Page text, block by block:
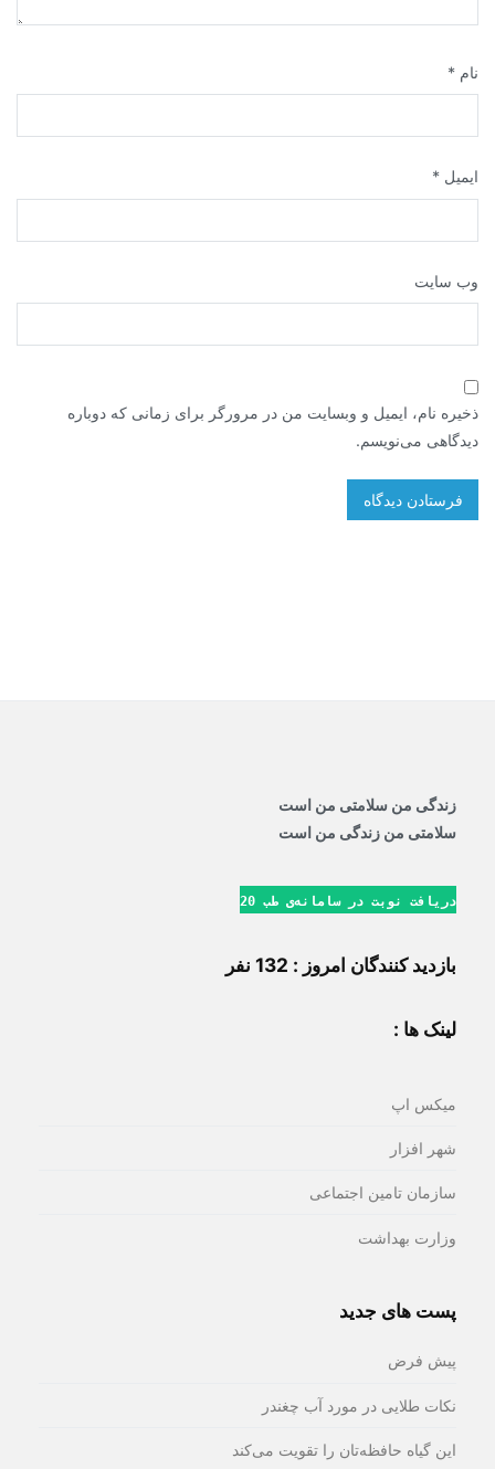
نام *
ایمیل *
وب‌ سایت
ذخیره نام، ایمیل و وبسایت من در مرورگر برای زمانی که دوباره
دیدگاهی می‌نویسم.
زندگی من سلامتی من است
سلامتی من زندگی من است
دریافت نوبت در سامانه‌ی طب 20
بازدید کنندگان امروز : 132 نفر
لینک ها :
میکس اپ
شهر افزار
سازمان تامین اجتماعی
وزارت بهداشت
پست های جدید
پیش فرض
نکات طلایی در مورد آب چغندر
این گیاه حافظه‌تان را تقویت می‌کند